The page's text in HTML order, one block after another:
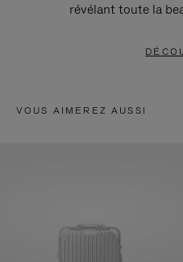
révélant toute la
VOUS AIMEREZ AUSSI